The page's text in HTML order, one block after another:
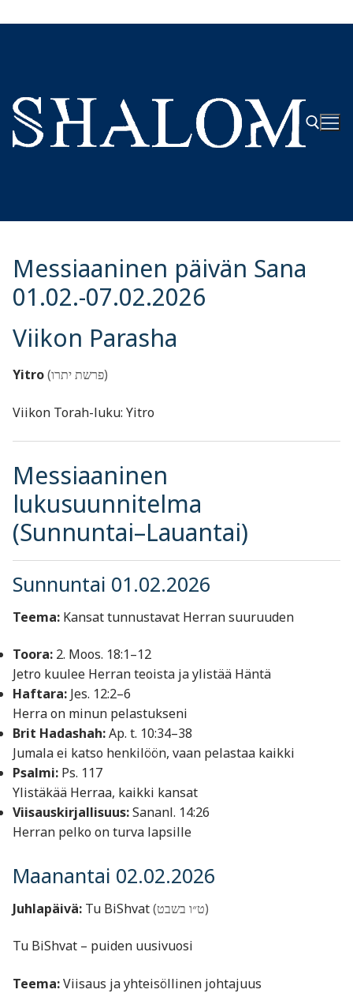
Messiaaninen päivän Sana
01.02.-07.02.2026
Viikon Parasha
Yitro (פרשת יתרו)
Viikon Torah-luku: Yitro
Messiaaninen
lukusuunnitelma
(Sunnuntai–Lauantai)
Sunnuntai 01.02.2026
Teema: Kansat tunnustavat Herran suuruuden
Toora: 2. Moos. 18:1–12
Jetro kuulee Herran teoista ja ylistää Häntä
Haftara: Jes. 12:2–6
Herra on minun pelastukseni
Brit Hadashah:Ap. t. 10:34–38
Jumala ei katso henkilöön, vaan pelastaa kaikki
Psalmi: Ps. 117
Ylistäkää Herraa, kaikki kansat
Viisauskirjallisuus:Sananl. 14:26
Herran pelko on turva lapsille
Maanantai 02.02.2026
Juhlapäivä: Tu BiShvat (ט״ו בשבט)
Tu BiShvat – puiden uusivuosi
Teema:Viisaus ja yhteisöllinen johtajuus